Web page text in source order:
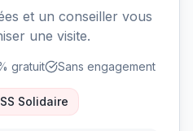
et un conseiller vous
une visite.
gratuit Sans engagement
Solidaire